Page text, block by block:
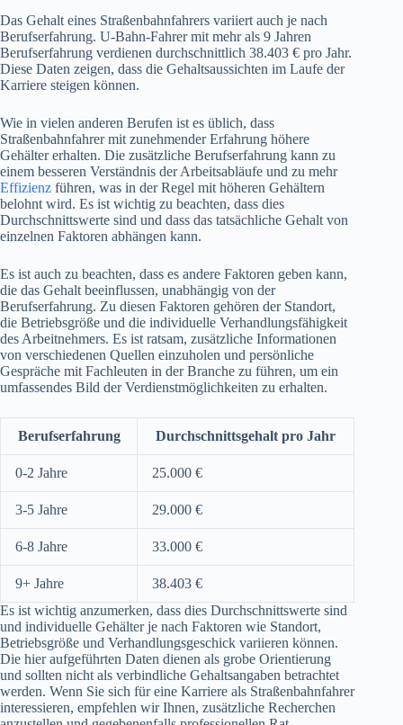
Das Gehalt eines Straßenbahnfahrers variiert auch je nach
Berufserfahrung. U-Bahn-Fahrer mit mehr als 9 Jahren
Berufserfahrung verdienen durchschnittlich 38.403 € pro Jahr.
Diese Daten zeigen, dass die Gehaltsaussichten im Laufe der
Karriere steigen können.
Wie in vielen anderen Berufen ist es üblich, dass
Straßenbahnfahrer mit zunehmender Erfahrung höhere
Gehälter erhalten. Die zusätzliche Berufserfahrung kann zu
einem besseren Verständnis der Arbeitsabläufe und zu mehr
Effizienz führen, was in der Regel mit höheren Gehältern
belohnt wird. Es ist wichtig zu beachten, dass dies
Durchschnittswerte sind und dass das tatsächliche Gehalt von
einzelnen Faktoren abhängen kann.
Es ist auch zu beachten, dass es andere Faktoren geben kann,
die das Gehalt beeinflussen, unabhängig von der
Berufserfahrung. Zu diesen Faktoren gehören der Standort,
die Betriebsgröße und die individuelle Verhandlungsfähigkeit
des Arbeitnehmers. Es ist ratsam, zusätzliche Informationen
von verschiedenen Quellen einzuholen und persönliche
Gespräche mit Fachleuten in der Branche zu führen, um ein
umfassendes Bild der Verdienstmöglichkeiten zu erhalten.
Berufserfahrung Durchschnittsgehalt pro Jahr
0-2 Jahre 25.000 €
3-5 Jahre 29.000 €
6-8 Jahre 33.000 €
9+ Jahre
38.403 €
Es ist wichtig anzumerken, dass dies Durchschnittswerte sind
und individuelle Gehälter je nach Faktoren wie Standort,
Betriebsgröße und Verhandlungsgeschick variieren können.
Die hier aufgeführten Daten dienen als grobe Orientierung
und sollten nicht als verbindliche Gehaltsangaben betrachtet
werden. Wenn Sie sich für eine Karriere als Straßenbahnfahrer
interessieren, empfehlen wir Ihnen, zusätzliche Recherchen